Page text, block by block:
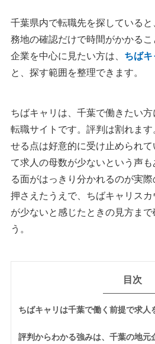
千葉県内で転職先を探している
務地の確認だけで時間がかかる
企業を中心に見たい方は、 ちばキ
と、探す範囲を整理できます。
ちばキャリは、千葉で働きたい
転職サイトです。評判は割れま
せる点は好意的に受け止められ
て求人の母数が少ないという声
る面がはっきり分かれるのが実
押さえたうえで、ちばキャリスカ
が少ないと感じたときの見方まで
う。
目次
ちばキャリは千葉で働く前提で求人
評判からわかる強みは、千葉の地元